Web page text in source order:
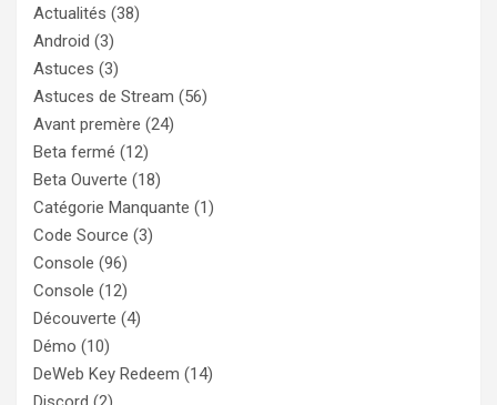
e
r
Actualités (38)
Android (3)
Astuces (3)
Astuces de Stream (56)
Avant premère (24)
Beta fermé (12)
Beta Ouverte (18)
Catégorie Manquante (1)
Code Source (3)
Console (96)
Console (12)
Découverte (4)
Démo (10)
DeWeb Key Redeem (14)